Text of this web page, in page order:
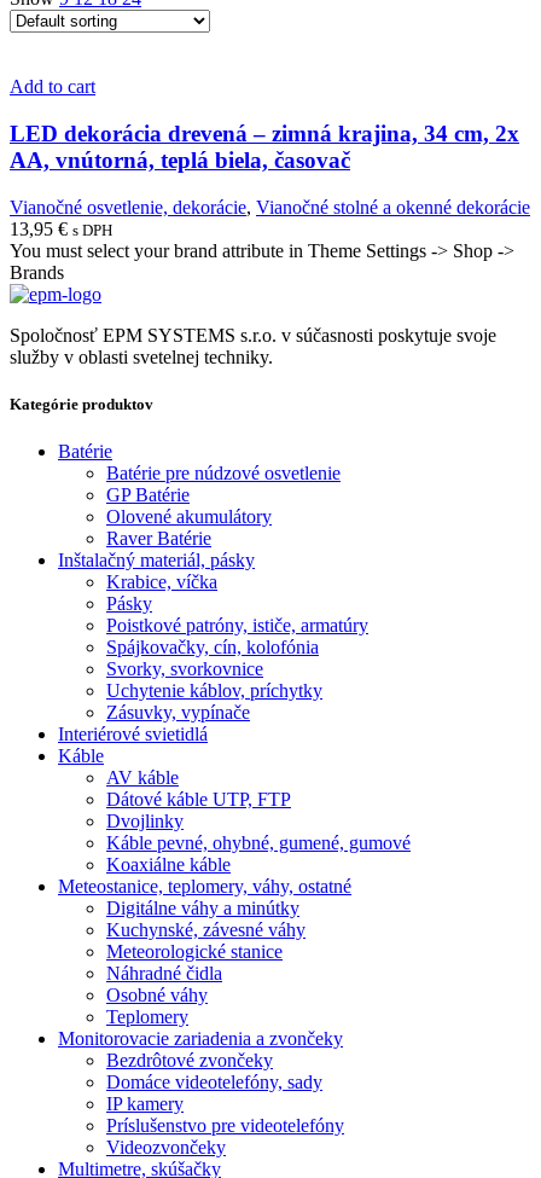
Add to cart
LED dekorácia drevená – zimná krajina, 34 cm, 2x
AA, vnútorná, teplá biela, časovač
Vianočné osvetlenie, dekorácie, Vianočné stolné a okenné dekorácie
13,95 € s DPH
You must select your brand attribute in Theme Settings -> Shop ->
Brands
Spoločnosť EPM SYSTEMS s.r.o. v súčasnosti poskytuje svoje
služby v oblasti svetelnej techniky.
Kategórie produktov
Batérie
Batérie pre núdzové osvetlenie
GP Batérie
Olovené akumulátory
Raver Batérie
Inštalačný materiál, pásky
Krabice, víčka
Pásky
Poistkové patróny, ističe, armatúry
Spájkovačky, cín, kolofónia
Svorky, svorkovnice
Uchytenie káblov, príchytky
Zásuvky, vypínače
Interiérové svietidlá
Káble
AV káble
Dátové káble UTP, FTP
Dvojlinky
Káble pevné, ohybné, gumené, gumové
Koaxiálne káble
Meteostanice, teplomery, váhy, ostatné
Digitálne váhy a minútky
Kuchynské, závesné váhy
Meteorologické stanice
Náhradné čidla
Osobné váhy
Teplomery
Monitorovacie zariadenia a zvončeky
Bezdrôtové zvončeky
Domáce videotelefóny, sady
IP kamery
Príslušenstvo pre videotelefóny
Videozvončeky
Multimetre, skúšačky